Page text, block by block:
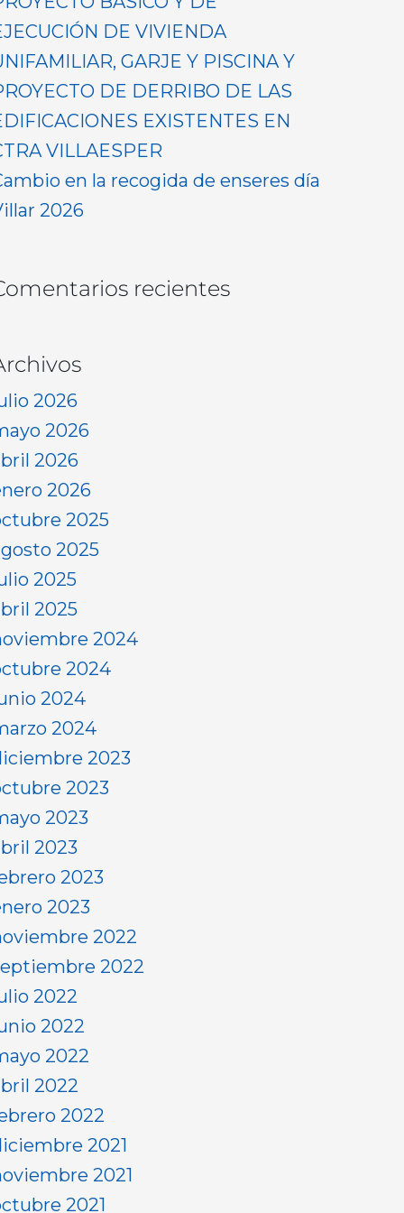
DE VIVIENDA
GARJE Y PISCINA Y
DE DERRIBO DE LAS
EXISTENTES EN
VILLAESPER
en la recogida de enseres día
2026
recientes
2026
2026
2026
2026
2025
2025
2025
2025
2024
2024
2024
2024
2023
2023
2023
2023
2023
2023
2022
2022
2022
2022
2022
2022
2022
2021
2021
2021